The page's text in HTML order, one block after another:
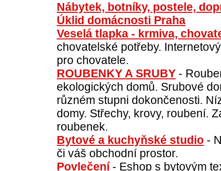
Nábytek, botníky, postele,
Úklid domácnosti Praha
Veselá tlapka - krmiva,
chovatelské potřeby.
pro chovatele.
ROUBENKY A SRUBY -
ekologických domů. Srubové
různém stupni dokončenosti.
domy. Střechy, krovy, roubení.
roubenek.
Bytové a kuchyňské studio -
či váš obchodní prostor.
Povlečení- Eshop s bytovým